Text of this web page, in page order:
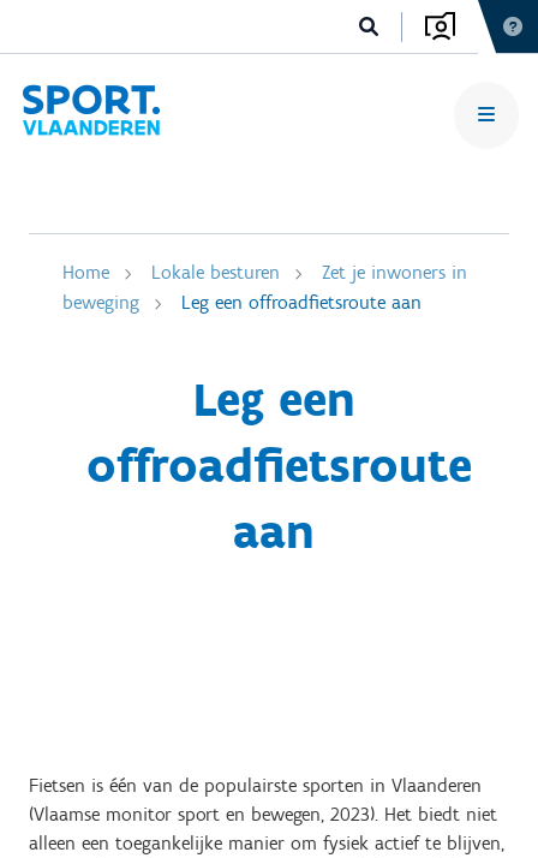
Home Lokale besturen
Zet je inwoners in
beweging
Leg een offroadfietsroute aan
Leg een
offroadfietsroute
aan
Fietsen is één van de populairste sporten in Vlaanderen
(Vlaamse monitor sport en bewegen, 2023). Het biedt niet
alleen een toegankelijke manier om fysiek actief te blijven,